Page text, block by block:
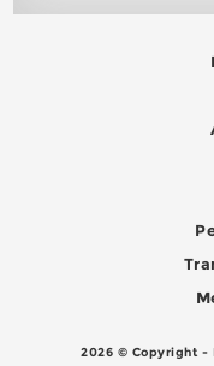
2026 © Copyright -